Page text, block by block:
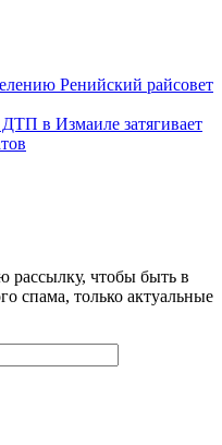
Ренийский райсовет
в Измаиле затягивает
чтобы быть в
спама, только актуальные